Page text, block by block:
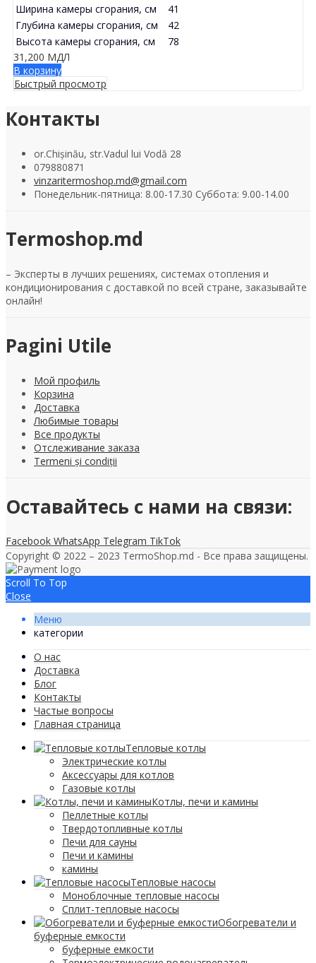
Ширина камеры сгорания, см
41
Глубина камеры сгорания, см
42
Высота камеры сгорания, см
78
31,200 МДЛ
В корзину
Быстрый просмотр
Контакты
or.Chișinău, str.Vadul lui Vodă 28
079880871
vinzaritermoshop.md@gmail.com
Понедельник-пятница: 8.00-17.30 Суббота: 9.00-14.00
Termoshop.md
– Эксперты в лучших решениях, системах отопления и
кондиционирования с доставкой по всей стране, заказывайте
онлайн!
Pagini Utile
Мой профиль
Корзина
Доставка
Любимые товары
Все продукты
Отслеживание заказа
Termeni și condiții
Оставайтесь с нами на связи:
Facebook WhatsApp Telegram TikTok
Copyright © 2022 – 2023 TermoShop.md - Все права защищены.
Scroll To Top
Close
Меню
категории
О нас
Доставка
Блог
Контакты
Частые вопросы
Главная страница
Тепловые котлы
Электрические котлы
Аксессуары для котлов
Газовые котлы
Котлы, печи и камины
Пеллетные котлы
Твердотопливные котлы
Печи для сауны
Печи и камины
камины
Тепловые насосы
Моноблочные тепловые насосы
Сплит-тепловые насосы
Обогреватели и
буферные емкости
буферные емкости